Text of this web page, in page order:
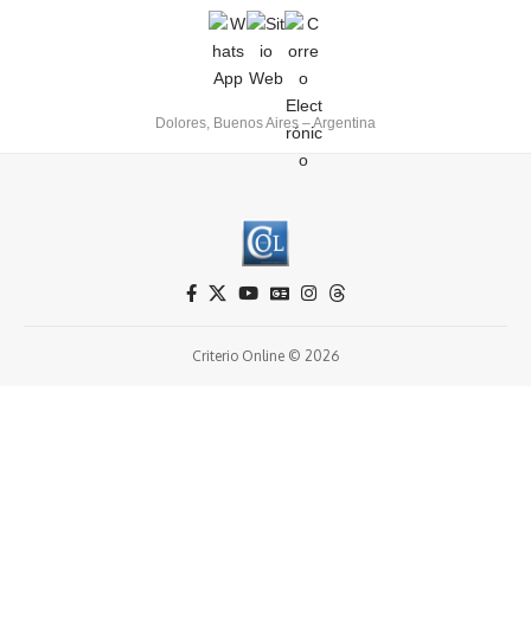
Dolores, Buenos Aires – Argentina
Criterio Online © 2026